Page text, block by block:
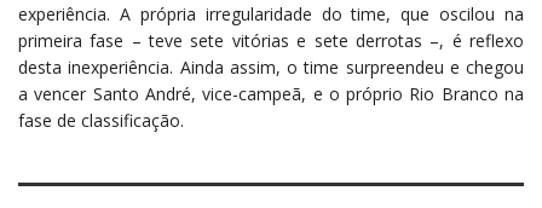
experiência. A própria irregularidade do time, que oscilou na
primeira fase – teve sete vitórias e sete derrotas –, é reflexo
desta inexperiência. Ainda assim, o time surpreendeu e chegou
a vencer Santo André, vice-campeã, e o próprio Rio Branco na
fase de classificação.